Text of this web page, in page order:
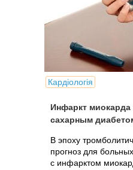
Кардіологія
Инфаркт
сахарным
В эпоху
прогноз для
с инфарктом